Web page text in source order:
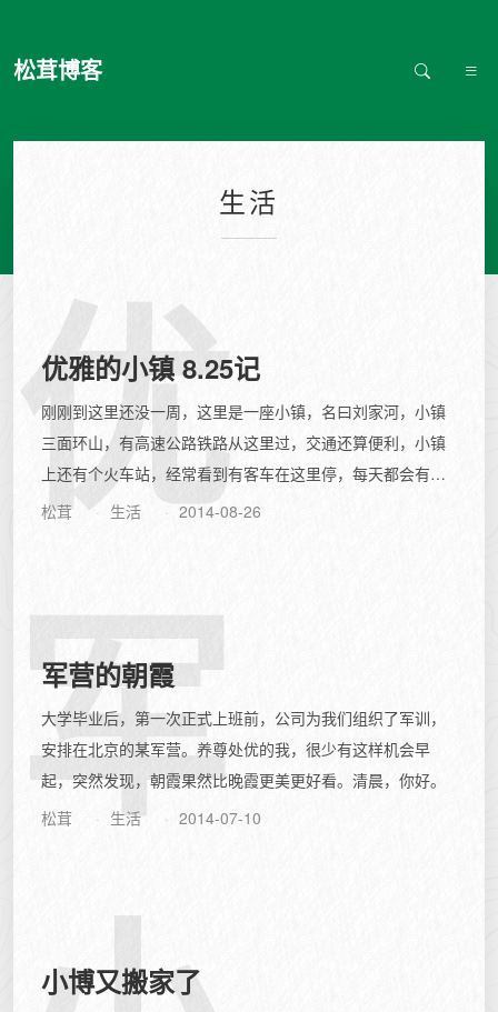
松茸博客
生活
优
优雅的小镇 8.25记
刚刚到这里还没一周，这里是一座小镇，名曰刘家河，小镇
三面环山，有高速公路铁路从这里过，交通还算便利，小镇
上还有个火车站，经常看到有客车在这里停，每天都会有几
趟客车在这里停靠，不慌不忙地运送着旅客...
松茸 生活 2014-08-26
军
军营的朝霞
大学毕业后，第一次正式上班前，公司为我们组织了军训，
安排在北京的某军营。养尊处优的我，很少有这样机会早
起，突然发现，朝霞果然比晚霞更美更好看。清晨，你好。
松茸
生活 2014-07-10
小博又搬家了